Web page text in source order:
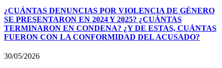
¿CUÁNTAS DENUNCIAS POR VIOLENCIA DE GÉNERO
SE PRESENTARON EN 2024 Y 2025? ¿CUÁNTAS
TERMINARON EN CONDENA? ¿Y DE ESTAS, CUÁNTAS
FUERON CON LA CONFORMIDAD DEL ACUSADO?
30/05/2026